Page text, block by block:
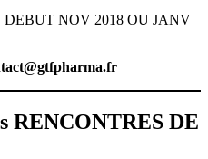
NOV 2018 OU JANV
RENCONTRES DE